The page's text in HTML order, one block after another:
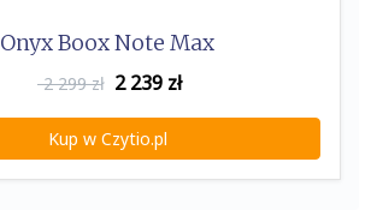
Onyx Boox Note Max
2 299 zł 2 239zł
Kup w Czytio.pl